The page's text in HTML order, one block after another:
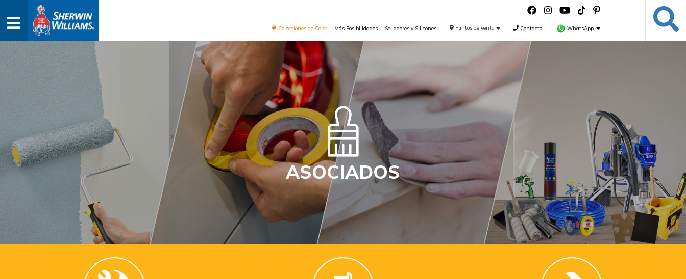
Colecciones de Color Más Posibilidades Selladores y Silicones Puntos de venta Contacto WhatsApp
ASOCIADOS